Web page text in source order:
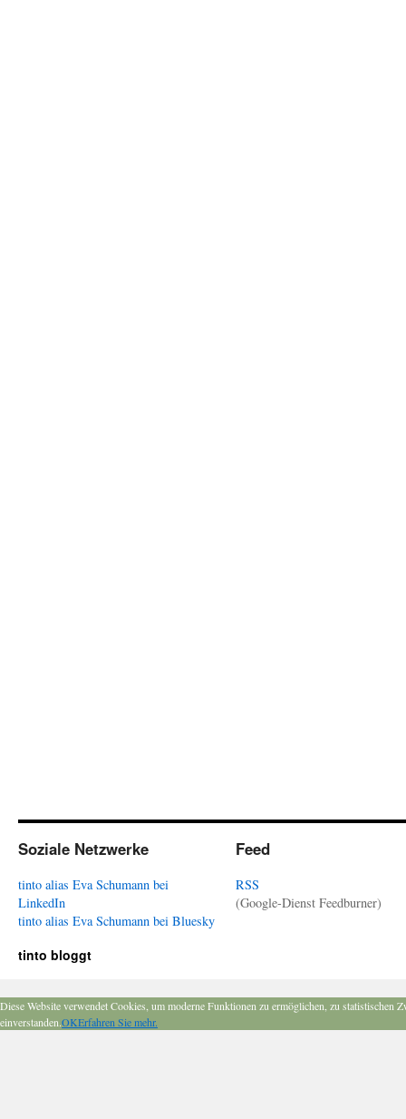
Soziale Netzwerke
tinto alias Eva Schumann bei
LinkedIn
tinto alias Eva Schumann bei Bluesky
Feed
RSS
(Google-Dienst Feedburner)
tinto bloggt
Diese Website verwendet Cookies, um moderne Funktionen zu ermöglichen, zu
einverstanden.OKErfahren Sie mehr.